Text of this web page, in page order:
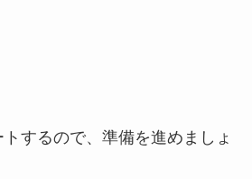
するので、準備を進めましょ